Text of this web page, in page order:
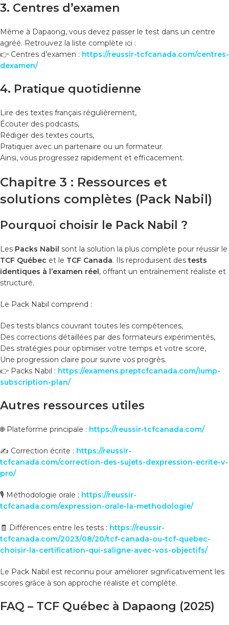
3. Centres d’examen
Même à Dapaong, vous devez passer le test dans un centre
agréé. Retrouvez la liste complète ici :
👉 Centres d’examen : https://reussir-tcfcanada.com/centres-
dexamen/
4. Pratique quotidienne
Lire des textes français régulièrement,
Écouter des podcasts,
Rédiger des textes courts,
Pratiquer avec un partenaire ou un formateur.
Ainsi, vous progressez rapidement et efficacement.
Chapitre 3 : Ressources et
solutions complètes (Pack Nabil)
Pourquoi choisir le Pack Nabil ?
Les Packs Nabil sont la solution la plus complète pour réussir le
TCF Québec et le TCF Canada. Ils reproduisent destests
identiques à l’examen réel, offrant un entraînement réaliste et
structuré.
Le Pack Nabil comprend :
Des tests blancs couvrant toutes les compétences,
Des corrections détaillées par des formateurs expérimentés,
Des stratégies pour optimiser votre temps et votre score,
Une progression claire pour suivre vos progrès.
👉 Packs Nabil : https://examens.preptcfcanada.com/iump-
subscription-plan/
Autres ressources utiles
🌐 Plateforme principale : https://reussir-tcfcanada.com/
✍️ Correction écrite : https://reussir-
tcfcanada.com/correction-des-sujets-dexpression-ecrite-v-
pro/
🎙️ Méthodologie orale : https://reussir-
tcfcanada.com/expression-orale-la-methodologie/
🧾 Différences entre les tests : https://reussir-
tcfcanada.com/2023/08/20/tcf-canada-ou-tcf-quebec-
choisir-la-certification-qui-saligne-avec-vos-objectifs/
Le Pack Nabil est reconnu pour améliorer significativement les
scores grâce à son approche réaliste et complète.
FAQ – TCF Québec à Dapaong (2025)